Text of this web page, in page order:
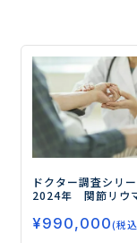
ドクター調査シリ
2024年 関節リウ
剤・JAK阻害剤の処
治療評価、D2TRA
¥990,000(税